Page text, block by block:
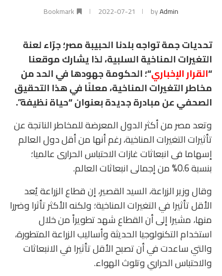
byAdmin
2022-07-21
Bookmark
تحديات جمة تواجه بلدنا الحبيبة مصر؛ جرّاء لعنة
التغيرات المناخية السلبية، لذا يشارك موقعنا
“القرار الإخباري“؛ الحكومة جهودها في الحد من
مخاطر التغيرات المناخية، معلنًا في هذا التحقيق
الصحفي عن مبادرة جديدة بعنوان “حياة نظيفة”.
وتعد مصر من أكثر الدول المعرضة للمخاطر الناتجة عن
تأثيرات التغيرات المناخية، رغم أنها من أقل دول العالم
إسهاما فى انبعاثات غازات الاحتباس الحرارى عالميا؛
بنسبة 0.6% من إجمالى انبعاثات العالم.
وقال وزير الزراعة، السيد القصير، إن قطاع الزراعة يُعد
الأقل تأثيرا في التغيرات المناخية؛ ولكنه الأكثر تأثرا وضررا
منها، مشيرا إلى أن القطاع شهد تطويراً من خلال
استخدام التكنولوجيا الحديثة وأساليب الزراعة المتطورة،
والتي ساعدت في أن تصبح الأقل تأثيرا في الانبعاثات
والاحتباس الحراري وتلوث الهواء.